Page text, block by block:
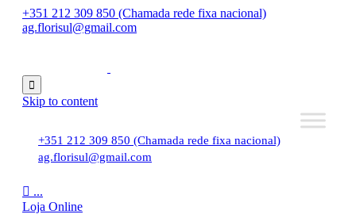
+351 212 309 850 (Chamada rede fixa nacional)
ag.florisul@gmail.com

Skip to content
+351 212 309 850 (Chamada rede fixa nacional)
ag.florisul@gmail.com
 ...
Loja Online